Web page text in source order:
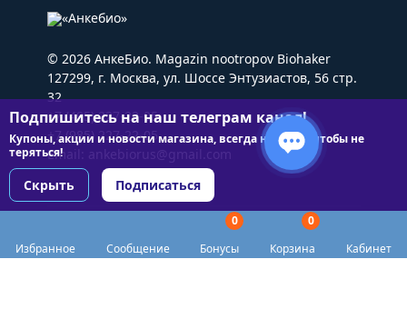
Избранное Сообщение
0
Бонусы
0
Корзина
Кабинет
© 2026 АнкеБио. Magazin nootropov Biohaker
127299, г. Москва, ул. Шоссе Энтузиастов, 56 стр.
32
+7 (495) 227-22-05
+7 (985) 227-22-05
Email: ankebiorus@gmail.com
Подпишитесь на наш телеграм канал!
Купоны, акции и новости магазина, всегда на связи чтобы не
теряться!
Скрыть Подписаться